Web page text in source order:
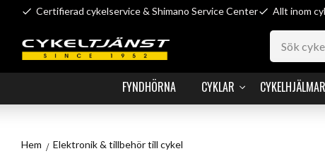
Certifierad cykelservice & Shimano Service Center Allt inom
FYNDHÖRNA CYKLAR CYKELHJÄLMAR
Hem Elektronik & tillbehör till cykel